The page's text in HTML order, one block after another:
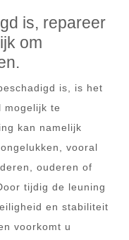
is, repareer
om
is, is het
mogelijk te
kan namelijk
vooral
ouderen of
tijdig de leuning
en stabiliteit
voorkomt u